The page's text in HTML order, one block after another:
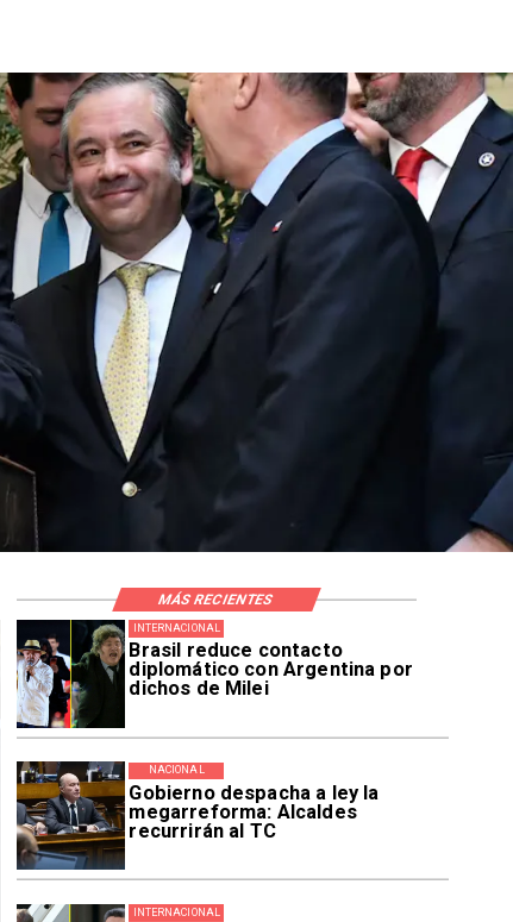
Brasil reduce contacto
diplomático con Argentina por
dichos de Milei
INTERNACIONAL
Gobierno despacha a ley la
megarreforma: Alcaldes
recurrirán al TC
NACIONAL
INTERNACIONAL
MÁS RECIENTES